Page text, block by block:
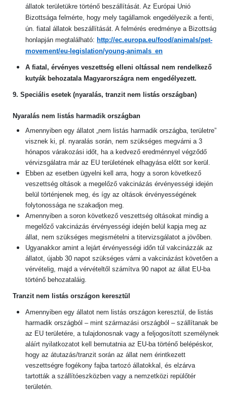
állatok területükre történő beszállítását. Az Európai Unió
Bizottsága felmérte, hogy mely tagállamok engedélyezik a fenti,
ún. fiatal állatok beszállítását. A felmérés eredménye a Bizottság
honlapján megtalálható: http://ec.europa.eu/food/animals/pet-
movement/eu-legislation/young-animals_en
A fiatal, érvényes veszettség elleni oltással nem rendelkező
kutyák behozatala Magyarországra nem engedélyezett.
9. Speciális esetek (nyaralás, tranzit nem listás országban)
Nyaralás nem listás harmadik országban
Amennyiben egy állatot „nem listás harmadik országba, területre”
visznek ki, pl. nyaralás során, nem szükséges megvárni a 3
hónapos várakozási időt, ha a kedvező eredménnyel végződő
vérvizsgálatra már az EU területének elhagyása előtt sor kerül.
Ebben az esetben ügyelni kell arra, hogy a soron következő
veszettség oltások a megelőző vakcinázás érvényességi idején
belül történjenek meg, és így az oltások érvényességének
folytonossága ne szakadjon meg.
Amennyiben a soron következő veszettség oltásokat mindig a
megelőző vakcinázás érvényességi idején belül kapja meg az
állat, nem szükséges megismételni a titervizsgálatot a jövőben.
Ugyanakkor amint a lejárt érvényességi időn túl vakcinázzák az
állatot, újabb 30 napot szükséges várni a vakcinázást követően a
vérvételig, majd a vérvételtől számítva 90 napot az állat EU-ba
történő behozataláig.
Tranzit nem listás országon keresztül
Amennyiben egy állatot nem listás országon keresztül, de listás
harmadik országból – mint származási országból – szállítanak be
az EU területére, a tulajdonosnak vagy a feljogosított személynek
aláírt nyilatkozatot kell bemutatnia az EU-ba történő belépéskor,
hogy az átutazás/tranzit során az állat nem érintkezett
veszettségre fogékony fajba tartozó állatokkal, és elzárva
tartották a szállítóeszközben vagy a nemzetközi repülőtér
területén.